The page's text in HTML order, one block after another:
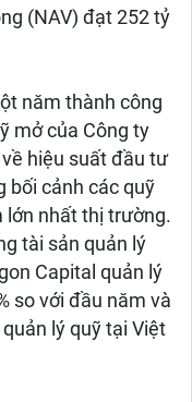
(NAV) đạt 252 tỷ
năm thành công
mở của Công ty
hiệu suất đầu tư
bối cảnh các quỹ
lớn nhất thị trường.
tài sản quản lý
Capital quản lý
so với đầu năm và
lý quỹ tại Việt